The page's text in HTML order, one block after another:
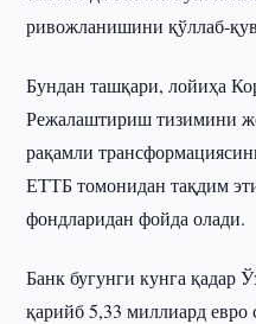
ривожланишини қўллаб-
Бундан ташқари, лойиҳа
Режалаштириш тизимини
рақамли
ЕТТБ томонидан тақдим
фондларидан фойда олади.
Банк бугунги кунга қадар
қарийб 5,33 миллиард евро